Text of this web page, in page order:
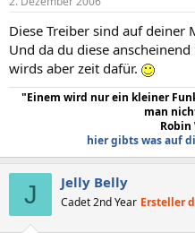
Diese Treiber sind auf deiner
Und da du diese
wirds aber zeit dafür.
"Einem wird nur ein kleiner
man
hier gibts was auf
J Jelly Belly
Cadet 2nd Year Ersteller